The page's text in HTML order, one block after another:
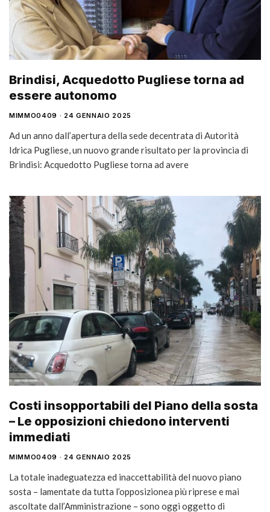
Brindisi, Acquedotto Pugliese torna ad
essere autonomo
MIMMO0409 24 GENNAIO 2025
Ad un anno dall’apertura della sede decentrata di Autorità
Idrica Pugliese, un nuovo grande risultato per la provincia di
Brindisi: Acquedotto Pugliese torna ad avere
Costi insopportabili del Piano della sosta
– Le opposizioni chiedono interventi
immediati
MIMMO0409 24 GENNAIO 2025
La totale inadeguatezza ed inaccettabilità del nuovo piano
sosta – lamentate da tutta l’opposizionea più riprese e mai
ascoltate dall’Amministrazione – sono oggi oggetto di